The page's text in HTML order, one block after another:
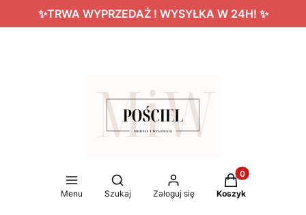
✨TRWA WYPRZEDAŻ ! WYSYŁKA W 24H! ✨
Menu
Otwórz wyszukiwarkę
Szukaj Zaloguj się
Produkty w
Koszyk